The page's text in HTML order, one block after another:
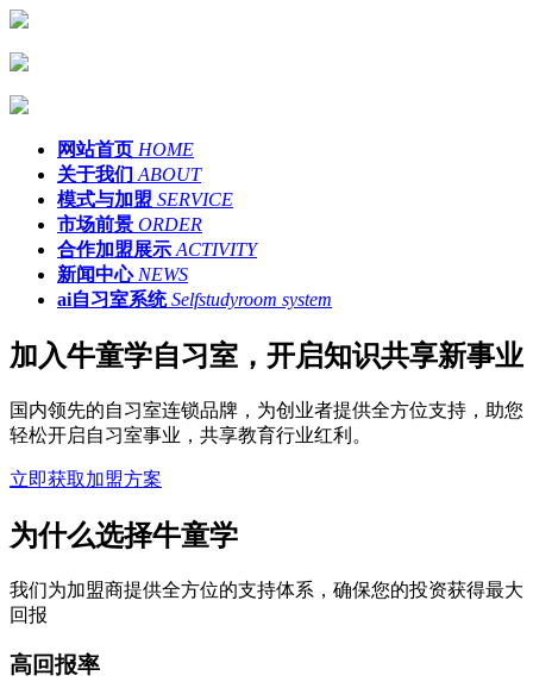
网站首页 HOME
关于我们 ABOUT
模式与加盟 SERVICE
市场前景 ORDER
合作加盟展示 ACTIVITY
新闻中心 NEWS
ai自习室系统 Selfstudyroom system
加入牛童学自习室，开启知识共享新事业
国内领先的自习室连锁品牌，为创业者提供全方位支持，助您
轻松开启自习室事业，共享教育行业红利。
立即获取加盟方案
为什么选择牛童学
我们为加盟商提供全方位的支持体系，确保您的投资获得最大
回报
高回报率